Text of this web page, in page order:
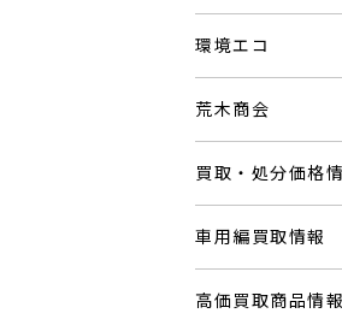
環境エコ
荒木商会
買取・処分価格
車用編買取情報
高価買取商品情